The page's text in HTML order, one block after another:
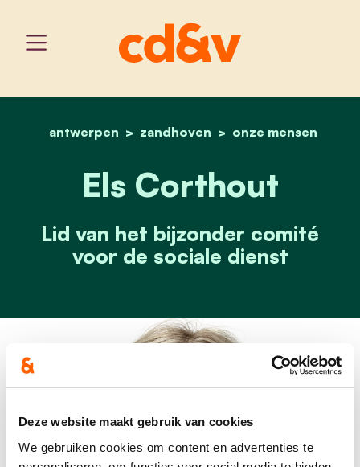
Deze website maakt gebruik van cookies
We gebruiken cookies om content en advertenties te
home
antwerpen zandhoven onze mensen
els corthout
Els Corthout
Lid van het bijzonder comité
voor de sociale dienst